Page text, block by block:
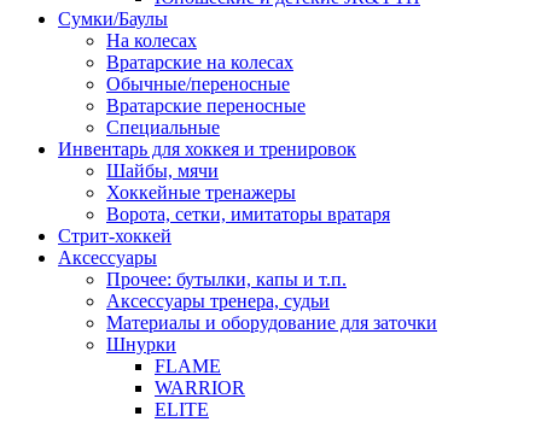
Сумки/Баулы
На колесах
Вратарские на колесах
Обычные/переносные
Вратарские переносные
Специальные
Инвентарь для хоккея и тренировок
Шайбы, мячи
Хоккейные тренажеры
Ворота, сетки, имитаторы вратаря
Стрит-хоккей
Аксессуары
Прочее: бутылки, капы и т.п.
Аксессуары тренера, судьи
Материалы и оборудование для заточки
Шнурки
FLAME
WARRIOR
ELITE